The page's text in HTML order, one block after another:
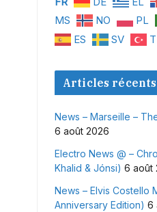
MS
NO PL
ES
SV
Articles récents
News – Marseille –
6 août 2026
Electro News @ –
Khalid & Jónsi) 6 août
News – Elvis Costello
Anniversary Edition) 6